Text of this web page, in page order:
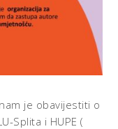
je obavijestiti o
Splita i HUPE (